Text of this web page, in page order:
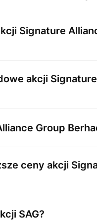
Signature
akcji
Group
ceny akcji
SAG?